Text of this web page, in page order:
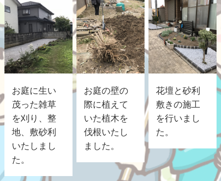
お庭に生い
茂った雑草
を刈り、整
地、敷砂利
いたしまし
た。
お庭の壁の
際に植えて
いた植木を
伐根いたし
ました。
花壇と砂利
敷きの施工
を行いまし
た。